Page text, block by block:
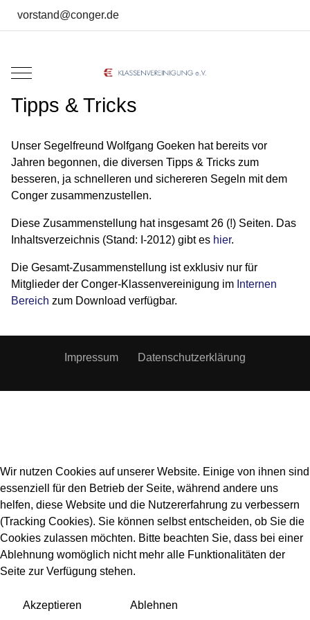
vorstand@conger.de
Mobile Menu Toggle
Tipps & Tricks
Unser Segelfreund Wolfgang Goeken hat bereits vor
Jahren begonnen, die diversen Tipps & Tricks zum
besseren, ja schnelleren und sichereren Segeln mit dem
Conger zusammenzustellen.
Diese Zusammenstellung hat insgesamt 26 (!) Seiten. Das
Inhaltsverzeichnis (Stand: I-2012) gibt es hier.
Die Gesamt-Zusammenstellung ist exklusiv nur für
Mitglieder der Conger-Klassenvereinigung im Internen
Bereich zum Download verfügbar.
Impressum Datenschutzerklärung
Wir nutzen Cookies auf unserer Website. Einige von ihnen sind
essenziell für den Betrieb der Seite, während andere uns
helfen, diese Website und die Nutzererfahrung zu verbessern
(Tracking Cookies). Sie können selbst entscheiden, ob Sie die
Cookies zulassen möchten. Bitte beachten Sie, dass bei einer
Ablehnung womöglich nicht mehr alle Funktionalitäten der
Seite zur Verfügung stehen.
Akzeptieren Ablehnen